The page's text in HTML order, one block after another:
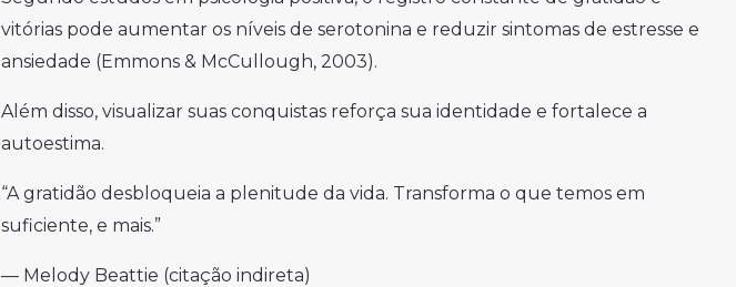
vitórias pode aumentar os níveis de serotonina e reduzir sintomas de estresse e
ansiedade (Emmons & McCullough, 2003).
Além disso, visualizar suas conquistas reforça sua identidade e fortalece a
autoestima.
“A gratidão desbloqueia a plenitude da vida. Transforma o que temos em
suficiente, e mais.”
— Melody Beattie (citação indireta)